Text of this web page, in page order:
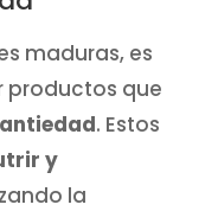
maduras, es
productos que
. Estos
y
la